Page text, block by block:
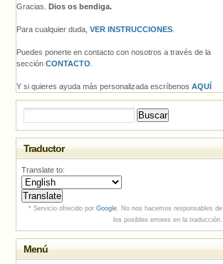
Gracias. Dios os bendiga.
Para cualquier duda, VER INSTRUCCIONES
Puedes ponerte en contacto con nosotros a través de la
sección CONTACTO
Y si quieres ayuda más personalizada escríbenos AQUÍ
Traductor
Translate to:
* Servicio ofrecido por Google. No nos hacemos responsables de
los posibles errores en la traducción.
Menú